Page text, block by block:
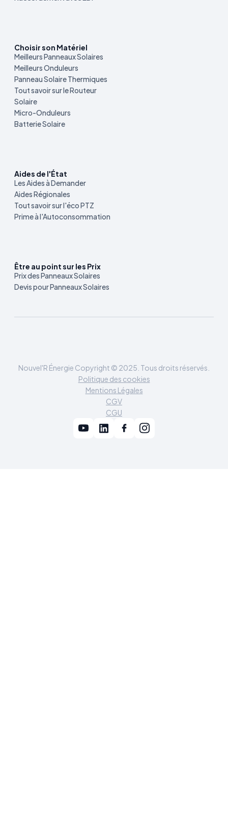
Choisir son Matériel
Meilleurs Panneaux Solaires
Meilleurs Onduleurs
Panneau Solaire Thermiques
Tout savoir sur le Routeur
Solaire
Micro-Onduleurs
Batterie Solaire
Aides de l'État
Les Aides à Demander
Aides Régionales
Tout savoir sur l'éco PTZ
Prime à l'Autoconsommation
Être au point sur les Prix
Prix des Panneaux Solaires
Devis pour Panneaux Solaires
Nouvel'R Énergie Copyright © 2025. Tous droits réservés.
Politique des cookies
Mentions Légales
CGV
CGU